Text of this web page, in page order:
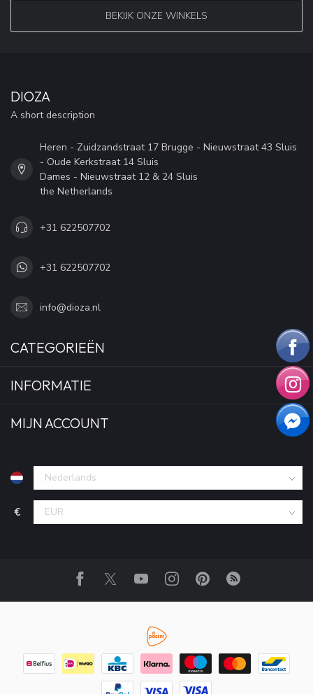
BEKIJK ONZE WINKELS
DIOZA
A short description
Heren - Zuidzandstraat 17 Brugge - Nieuwstraat 43 Sluis
- Oude Kerkstraat 14 Sluis
Dames - Nieuwstraat 12 & 24 Sluis
the Netherlands
+31 622507702
+31 622507702
info@dioza.nl
CATEGORIEËN
INFORMATIE
MIJN ACCOUNT
€